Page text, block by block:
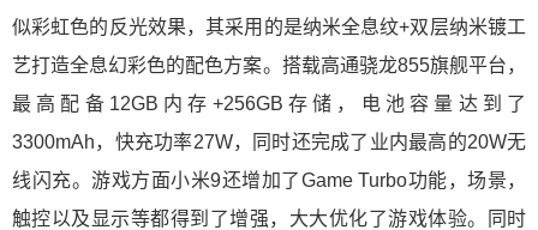
似彩虹色的反光效果，其采用的是纳米全息纹+双层纳米镀工
艺打造全息幻彩色的配色方案。搭载高通骁龙855旗舰平台，
最高配备12GB内存+256GB存储，电池容量达到了
3300mAh，快充功率27W，同时还完成了业内最高的20W无
线闪充。游戏方面小米9还增加了Game Turbo功能，场景，
触控以及显示等都得到了增强，大大优化了游戏体验。同时